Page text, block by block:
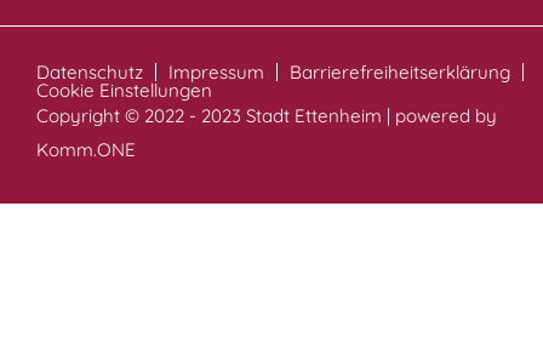
Datenschutz Impressum Barrierefreiheitserklärung
Cookie Einstellungen
Copyright © 2022 - 2023 Stadt Ettenheim | powered by
Komm.ONE